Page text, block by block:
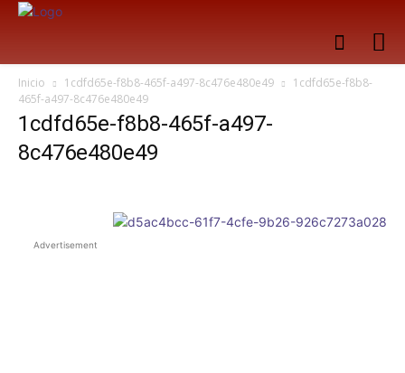
Inicio 1cdfd65e-f8b8-465f-a497-8c476e480e49
1cdfd65e-f8b8-
465f-a497-8c476e480e49
1cdfd65e-f8b8-465f-a497-
8c476e480e49
Advertisement